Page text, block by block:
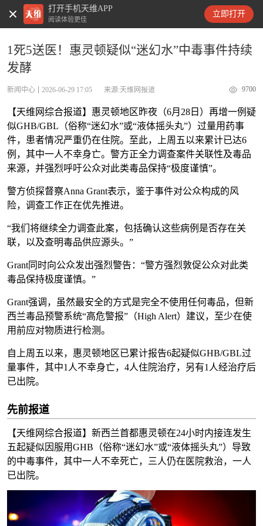
打开手机天维APP
阅读体验更佳
立即打开
天维新闻
1死5送医！惠灵顿疑似“迷幻水”中毒事件持续
发酵
新闻中心 2026-06-29 17:05 来源:天维网报道 9700
【天维网综合报道】惠灵顿地区昨夜（6月28日）再增一例疑
似GHB/GBL（俗称“迷幻水”或“液体摇头丸”）过量用药事
件，患者情况严重仍在住院。至此，上周五以来累计已达6
例，其中一人不幸身亡。警方正全力调查案件关联性及毒品
来源，并强烈呼吁公众对此类毒品保持“极度谨慎”。
警方侦探督察Anna Grant表示，鉴于事件对公众构成的风
险，调查工作正在优先推进。
“我们将继续全力调查此案，包括确认这些病例是否存在关
联，以及查明毒品供应源头。”
Grant同时向公众发出强烈警告：“警方强烈敦促公众对此类
毒品保持极度谨慎。”
Grant强调，虽然最安全的方式是完全不使用任何毒品，但新
西兰毒品预警系统“高危警报”（High Alert）建议，至少在使
用前应对物质进行检测。
自上周五以来，惠灵顿地区已累计报告6起疑似GHB/GBL过
量事件，其中1人不幸身亡，4人住院治疗，另有1人经治疗后
已出院。
先前报道
【天维网综合报道】新西兰首都惠灵顿在24小时内接连发生
五起疑似因服用GHB（俗称“迷幻水”或“液体摇头丸”）导致
的中毒事件，其中一人不幸死亡，三人仍在医院救治，一人
已出院。